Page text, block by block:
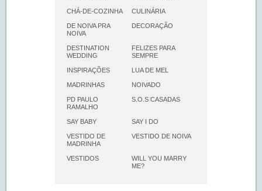
CHÁ-DE-COZINHA CULINÁRIA
DE NOIVA PRA
NOIVA
DECORAÇÃO
DESTINATION
WEDDING
FELIZES PARA
SEMPRE
INSPIRAÇÕES LUA DE MEL
MADRINHAS NOIVADO
PD PAULO
RAMALHO
S.O.S CASADAS
SAY BABY SAY I DO
VESTIDO DE
MADRINHA
VESTIDO DE NOIVA
VESTIDOS
WILL YOU MARRY
ME?